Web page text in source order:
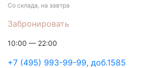
Забронировать
Со склада, на завтра
+7 (495) 993-99-99, доб.1585
10:00 — 22:00